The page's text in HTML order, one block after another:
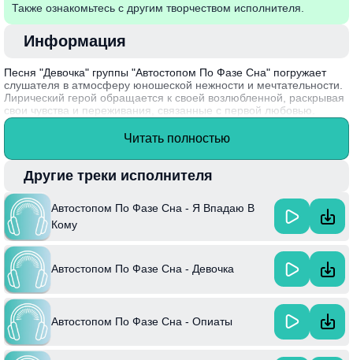
Также ознакомьтесь с другим творчеством исполнителя.
Информация
Песня "Девочка" группы "Автостопом По Фазе Сна" погружает
слушателя в атмосферу юношеской нежности и мечтательности.
Лирический герой обращается к своей возлюбленной, раскрывая
свои чувства и переживания, связанные с первой любовью.
Нежная музыка и искренние слова вызывают воспоминания о
беззаботных временах и юношеских мечтах, что делает трек
Интересный факт: группа "Автостопом По Фазе Сна" была
основана в 2010 году и быстро завоевала популярность
благодаря уникальному сочетанию пост-панка и мелодичного
рока.
Читать полностью
Другие треки исполнителя
Автостопом По Фазе Сна - Я Впадаю В
Кому
Автостопом По Фазе Сна - Девочка
Автостопом По Фазе Сна - Опиаты